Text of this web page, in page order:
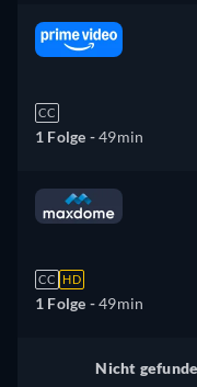
CC
1 Folge -49min
CC HD
1 Folge -49min
Nicht